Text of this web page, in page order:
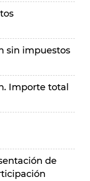
sin impuestos
Importe total
de